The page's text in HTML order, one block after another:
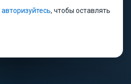
авторизуйтесь, чтобы оставлять